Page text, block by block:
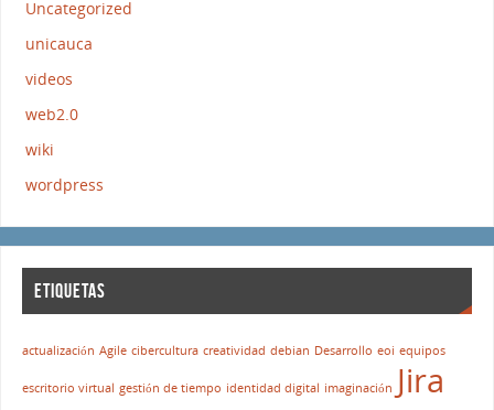
Uncategorized
unicauca
videos
web2.0
wiki
wordpress
ETIQUETAS
actualización Agile cibercultura creatividad debian Desarrollo eoi equipos
escritorio virtual gestión de tiempo identidad digital imaginación Jira